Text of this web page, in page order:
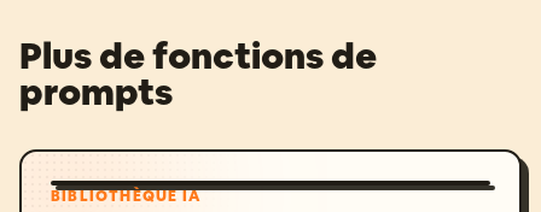
Plus de fonctions de
prompts
BIBLIOTHÈQUE IA